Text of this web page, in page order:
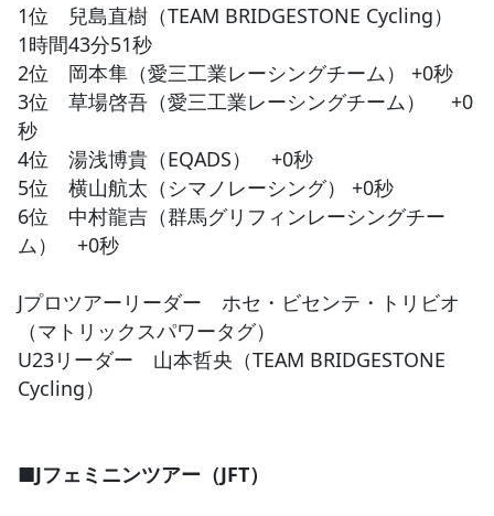
1位 兒島直樹（TEAM BRIDGESTONE Cycling）
1時間43分51秒
2位 岡本隼（愛三工業レーシングチーム） +0秒
3位 草場啓吾（愛三工業レーシングチーム） +0
秒
4位 湯浅博貴（EQADS） +0秒
5位 横山航太（シマノレーシング） +0秒
6位 中村龍吉（群馬グリフィンレーシングチー
ム） +0秒
Jプロツアーリーダー ホセ・ビセンテ・トリビオ
（マトリックスパワータグ）
U23リーダー 山本哲央（TEAM BRIDGESTONE
Cycling）
■Jフェミニンツアー（JFT）